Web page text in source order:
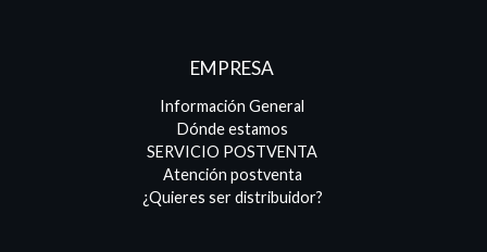
EMPRESA
Información General
Dónde estamos
SERVICIO POSTVENTA
Atención postventa
¿Quieres ser distribuidor?